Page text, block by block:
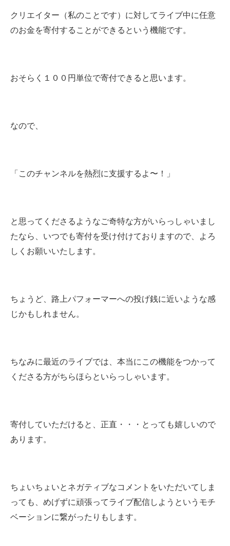
クリエイター（私のことです）に対してライブ中に任意
のお金を寄付することができるという機能です。
おそらく１００円単位で寄付できると思います。
なので、
「このチャンネルを熱烈に支援するよ〜！」
と思ってくださるようなご奇特な方がいらっしゃいまし
たなら、いつでも寄付を受け付けておりますので、よろ
しくお願いいたします。
ちょうど、路上パフォーマーへの投げ銭に近いような感
じかもしれません。
ちなみに最近のライブでは、本当にこの機能をつかって
くださる方がちらほらといらっしゃいます。
寄付していただけると、正直・・・とっても嬉しいので
あります。
ちょいちょいとネガティブなコメントをいただいてしま
っても、めげずに頑張ってライブ配信しようというモチ
ベーションに繋がったりもします。